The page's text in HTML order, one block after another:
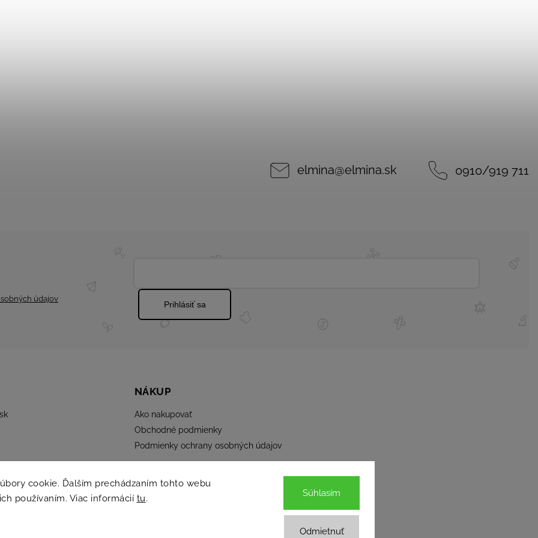
cookie. Ďalším prechádzaním tohto webu
používaním. Viac informácií tu.
Odmietnuť
Súhlasím
elmina@elmina.sk 0910/919 711
NÁKUP
Ako nakupovať
Obchodné podmienky
Podmienky ochrany osobných údajov
údajov
Prihlásiť sa